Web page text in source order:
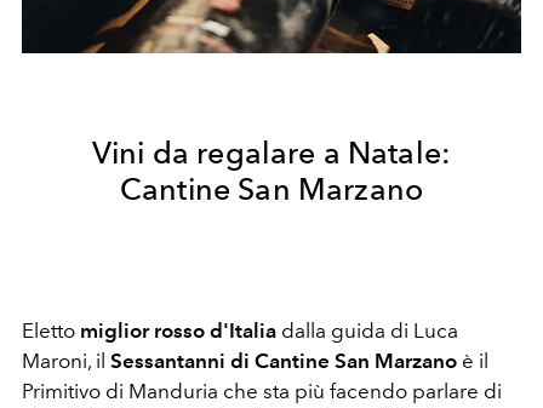
Vini da regalare a Natale:
Cantine San Marzano
Eletto miglior rosso d'Italia dalla guida di Luca
Maroni, il Sessantanni di Cantine San Marzano è il
Primitivo di Manduria che sta più facendo parlare di